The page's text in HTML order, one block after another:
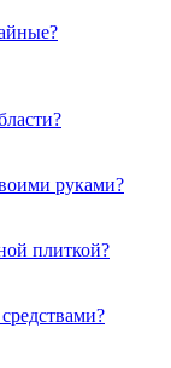
руками?
плиткой?